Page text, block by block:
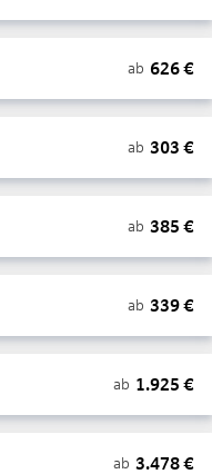
ab 626€
ab 303 €
ab 385 €
ab 339€
ab 1.925 €
ab 3.478€